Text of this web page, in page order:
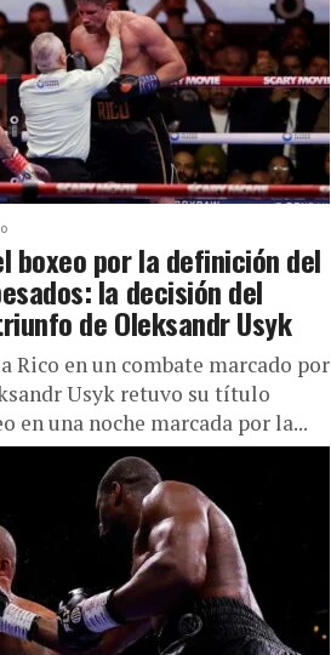
boxeo por la definición del
la decisión del
de Oleksandr Usyk
Rico en un combate marcado por
Usyk retuvo su título
en una noche marcada por la...